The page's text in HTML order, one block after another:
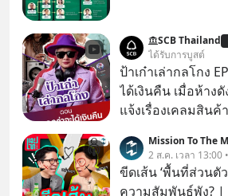
SCB Thailand
ได้รับการบูสต์
ป้าเก๋าเล่ากลโกง
ได้เงินคืน เมื่อห้าง
แจ้งเรื่องเคลมสิน
เรื่องจ้อจี้ หาคำตอบได้ที่ “ป้าเก๋าเล่ากล
โกง” EP4 ตอน “เข
คืน” #ป้าเก๋าเล่ากลโกง #แก้เกมกลโกง
Mission To The
2 ส.ค. เวลา 13:00
ขีดเส้น ‘พื้นที่ส่วนตั
ความสัมพันธ์พัง? |